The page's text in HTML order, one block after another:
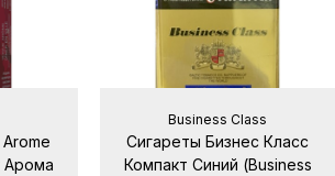
Арома
Business Class
Сигареты Бизнес Класс
Компакт Синий (Business